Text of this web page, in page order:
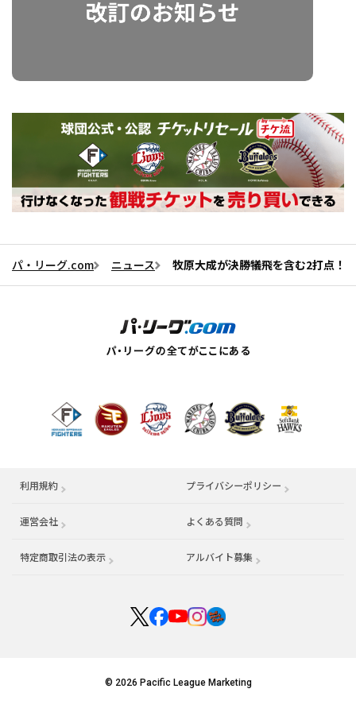
パ・リーグ.com ニュース 牧原大成が決勝犠飛を含む2打点
利用規約 プライバシーポリシー
運営会社 （別ウィンドウで開く） よくある質問
特定商取引法の表示 アルバイト募集 （別ウィンドウで開く
© 2026 Pacific League Marketing